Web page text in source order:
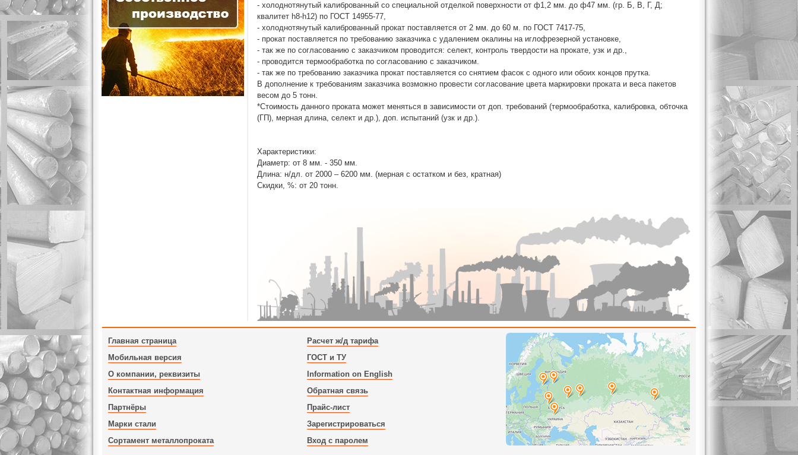
- холоднотянутый калиброванный со специальной отделкой поверхности от ф1,2 мм. до ф47 мм. (гр. Б, В, Г, Д;
квалитет h8-h12) по ГОСТ 14955-77,
- холоднотянутый калиброванный прокат поставляется от 2 мм. до 60 м. по ГОСТ 7417-75,
- прокат поставляется по требованию заказчика с удалением окалины на иглофрезерной установке,
- так же по согласованию с заказчиком проводится: селект, контроль твердости на прокате, узк и др.,
- проводится термообработка по согласованию с заказчиком.
- так же по требованию заказчика прокат поставляется со снятием фасок с одного или обоих концов прутка.
В дополнение к требованиям заказчика возможно провести согласование цвета маркировки проката и веса пакетов
весом до 5 тонн.
*Стоимость данного проката может меняться в зависимости от доп. требований (термообработка, калибровка, обточка
(ГП), мерная длина, селект и др.), доп. испытаний (узк и др.).
Характеристики:
Диаметр: от 8 мм. - 350 мм.
Длина: н/дл. от 2000 – 6200 мм. (мерная с остатком и без, кратная)
Скидки, %: от 20 тонн.
Главная страница
Мобильная версия
О компании, реквизиты
Контактная информация
Партнёры
Марки стали
Сортамент металлопроката
Расчет ж/д тарифа
ГОСТ и ТУ
Information on English
Обратная связь
Прайс-лист
Зарегистрироваться
Вход с паролем